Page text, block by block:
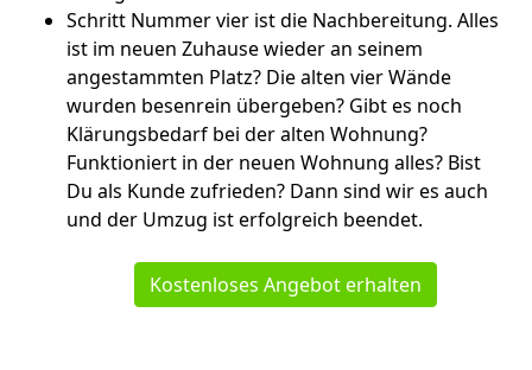
Schritt Nummer vier ist die Nachbereitung. Alles
ist im neuen Zuhause wieder an seinem
angestammten Platz? Die alten vier Wände
wurden besenrein übergeben? Gibt es noch
Klärungsbedarf bei der alten Wohnung?
Funktioniert in der neuen Wohnung alles? Bist
Du als Kunde zufrieden? Dann sind wir es auch
und der Umzug ist erfolgreich beendet.
Kostenloses Angebot erhalten